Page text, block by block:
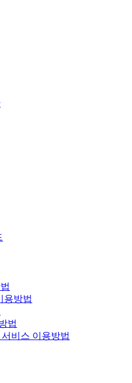
용방법
법
비스 이용방법